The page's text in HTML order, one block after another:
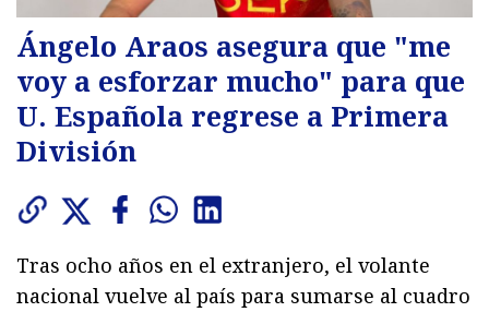
Ángelo Araos asegura que "me
voy a esforzar mucho" para que
U. Española regrese a Primera
División
Tras ocho años en el extranjero, el volante
nacional vuelve al país para sumarse al cuadro